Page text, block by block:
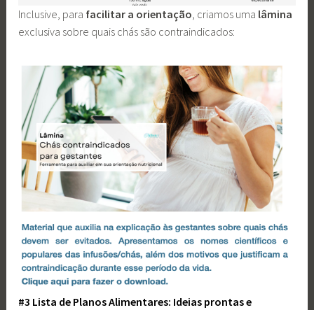
Inclusive, para facilitar a orientação, criamos uma lâmina
exclusiva sobre quais chás são contraindicados:
#3 Lista de Planos Alimentares: Ideias prontas e